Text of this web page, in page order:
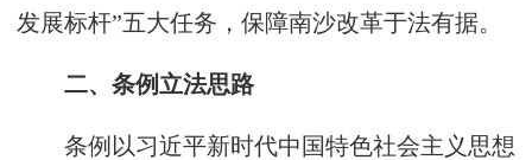
发展标杆”五大任务，保障南沙改革于法有据。
二、条例立法思路
条例以习近平新时代中国特色社会主义思想